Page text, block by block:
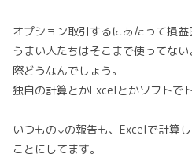
オプション取引するにあたって損益
うまい人たちはそこまで使ってな
際どうなんでしょう。
独自の計算とかExcelとかソフトで
いつもの↓の報告も、Excelで計算
ことにしてます。